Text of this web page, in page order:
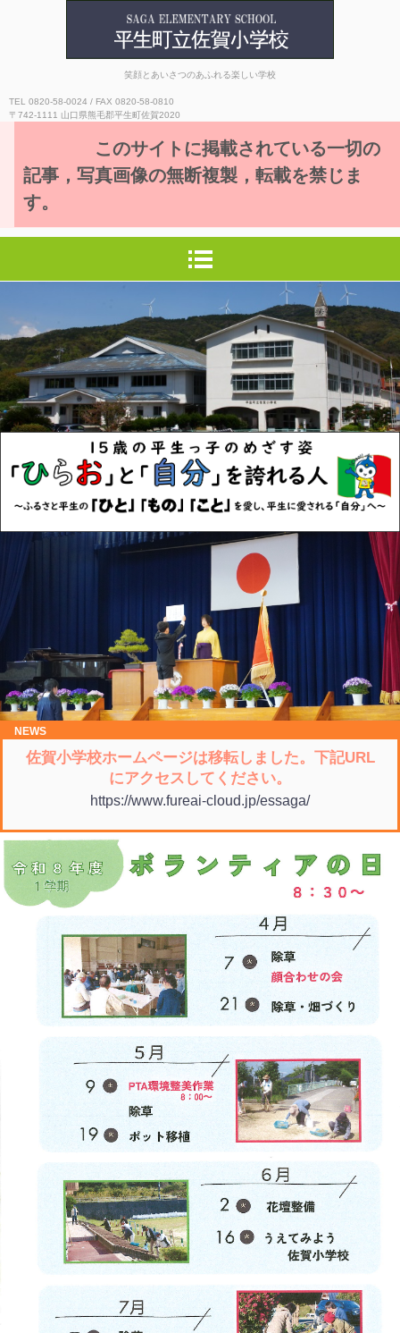
平生町立佐賀小学校
笑顔とあいさつのあふれる楽しい学校
TEL 0820-58-0024 / FAX 0820-58-0810
〒742-1111 山口県熊毛郡平生町佐賀2020
このサイトに掲載されている一切の
記事，写真画像の無断複製，転載を禁じま
す。
NEWS
佐賀小学校ホームページは移転しました。 下記URL
にアクセスしてください。
https://www.fureai-cloud.jp/essaga/